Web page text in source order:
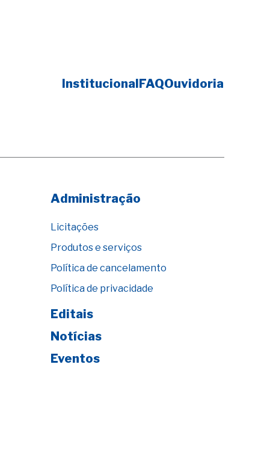
InstitucionalFAQOuvidoria
Administração
Licitações
Produtos e serviços
Política de cancelamento
Política de privacidade
Editais
Notícias
Eventos